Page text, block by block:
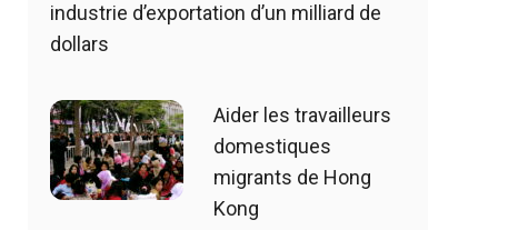
industrie d’exportation d’un milliard de
dollars
Aider les travailleurs
domestiques
migrants de Hong
Kong